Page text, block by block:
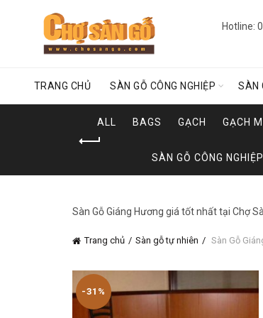
Hotline:
TRANG CHỦ SÀN GỖ CÔNG NGHIỆP SÀN
ALL BAGS GẠCH GẠCH
SÀN GỖ CÔNG NGHIỆP
Sàn Gỗ Giáng Hương giá tốt nhất tại Chợ
Trang chủ Sàn gỗ tự nhiên Sàn Gỗ
-31%